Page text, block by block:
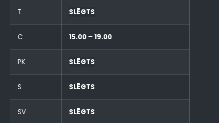
T SLĒGTS
C 15.00 – 19.00
PK SLĒGTS
S SLĒGTS
SV SLĒGTS